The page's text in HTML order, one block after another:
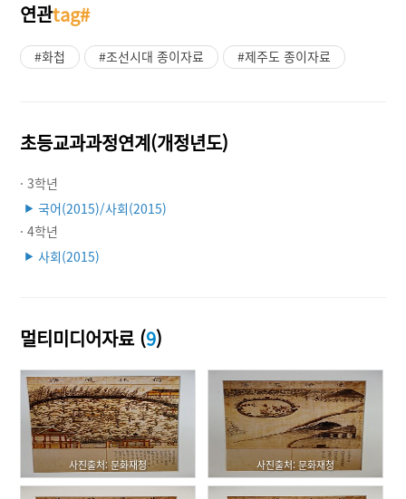
연관tag#
#화첩 #조선시대 종이자료 #제주도 종이자료
초등교과과정연계(개정년도)
· 3학년
▶ 국어(2015)/사회(2015)
· 4학년
▶ 사회(2015)
멀티미디어자료 (9)
사진출처: 문화재청 사진출처: 문화재청